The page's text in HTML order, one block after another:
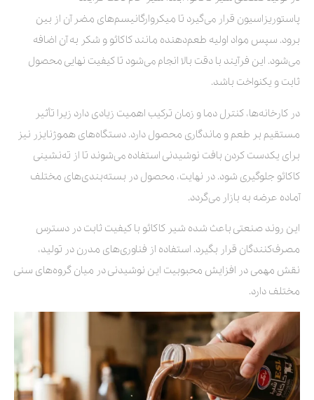
پاستوریزاسیون قرار می‌گیرد تا میکروارگانیسم‌های مضر آن از بین
برود. سپس مواد اولیه طعم‌دهنده مانند کاکائو و شکر به آن اضافه
می‌شود. این فرآیند با دقت بالا انجام می‌شود تا کیفیت نهایی محصول
ثابت و یکنواخت باشد.
در کارخانه‌ها، کنترل دما و زمان ترکیب اهمیت زیادی دارد زیرا تأثیر
مستقیم بر طعم و ماندگاری محصول دارد. دستگاه‌های هموژنایزر نیز
برای یکدست کردن بافت نوشیدنی استفاده می‌شوند تا از ته‌نشینی
کاکائو جلوگیری شود. در نهایت، محصول در بسته‌بندی‌های مختلف
آماده عرضه به بازار می‌گردد.
این روند صنعتی باعث شده شیر کاکائو با کیفیت ثابت در دسترس
مصرف‌کنندگان قرار بگیرد. استفاده از فناوری‌های مدرن در تولید،
نقش مهمی در افزایش محبوبیت این نوشیدنی در میان گروه‌های سنی
مختلف دارد.